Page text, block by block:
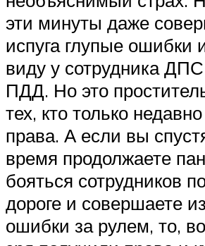
эти минуты даже
испуга глупые ошибки
виду у сотрудника
ПДД. Но это
тех, кто только
права. А если вы
время продолжаете
бояться сотрудников
дороге и совершаете
ошибки за рулем, то,